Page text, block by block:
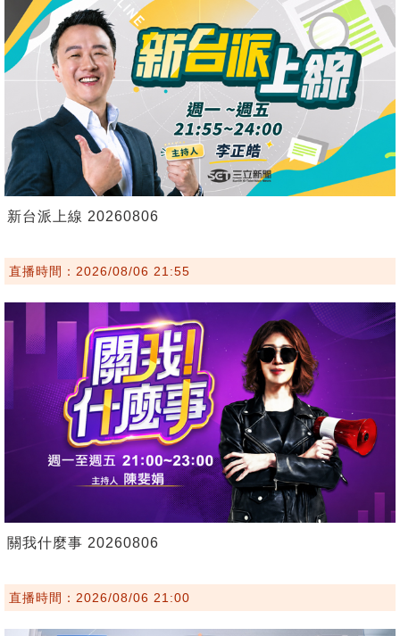
新台派上線 20260806
直播時間：2026/08/06 21:55
關我什麼事 20260806
直播時間：2026/08/06 21:00